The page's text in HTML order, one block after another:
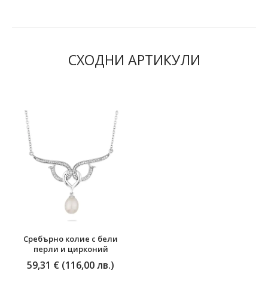
СХОДНИ АРТИКУЛИ
Сребърно колие с бели
перли и цирконий
59,31 € (116,00 лв.)